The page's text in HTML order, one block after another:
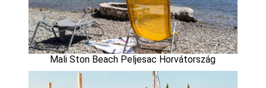
Mali Ston Beach Peljesac Horvátország